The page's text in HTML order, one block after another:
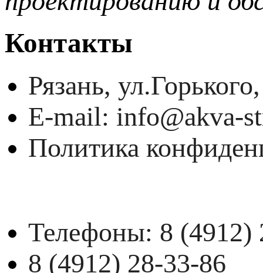
Контакты
Рязань,
E-mail: info@akva-
Политика
Телефоны: 8 (4912)
8 (4912) 28-33-86